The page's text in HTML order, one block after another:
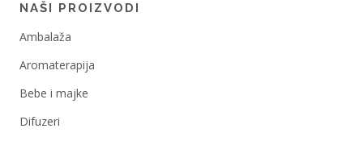
NAŠI PROIZVODI
Ambalaža
Aromaterapija
Bebe i majke
Difuzeri